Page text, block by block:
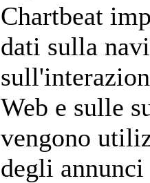
Chartbeat
dati sulla
Web e sulle
vengono
degli